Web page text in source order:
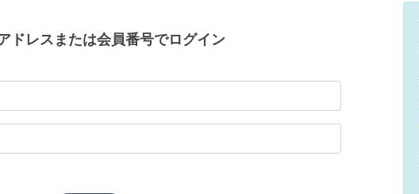
ドレスまたは会員番号でログイン